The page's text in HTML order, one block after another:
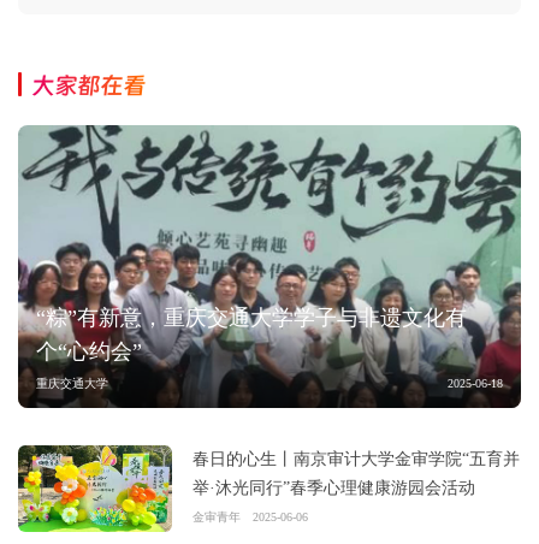
大家都在看
“粽”有新意，重庆交通大学学子与非遗文化有
个“心约会”
重庆交通大学 2025-06-18
春日的心生丨南京审计大学金审学院“五育并
举·沐光同行”春季心理健康游园会活动
金审青年 2025-06-06